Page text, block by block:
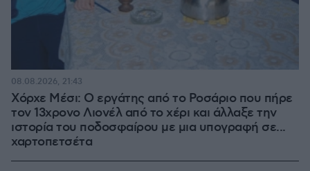
Χόρχε Μέσι: Ο εργάτης από το Ροσάριο που πήρε
τον 13χρονο Λιονέλ από το χέρι και άλλαξε την
ιστορία του ποδοσφαίρου με μια υπογραφή σε...
χαρτοπετσέτα
08.08.2026, 21:43